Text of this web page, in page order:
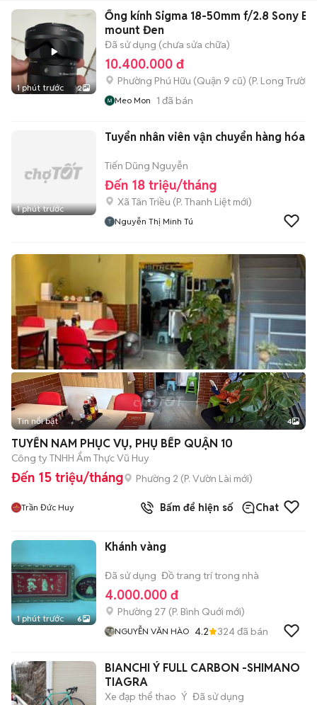
1 phút trước 2
Ống kính Sigma 18-50mm f/2.8 Sony E-
mount Đen
Đã sử dụng (chưa sửa chữa)
10.400.000 đ
Phường Phú Hữu (Quận 9 cũ) (P. Long Trường
Meo Mon 1 đã bán
1 phút trước
Tuyển nhân viên vận chuyển hàng hóa
Tiến Dũng Nguyễn
Đến 18 triệu/tháng
Xã Tân Triều (P. Thanh Liệt mới)
Nguyễn Thị Minh Tú
Tin nổi bật 4
TUYỂN NAM PHỤC VỤ, PHỤ BẾP QUẬN 10
Công ty TNHH Ẩm Thực Vũ Huy
Đến 15 triệu/tháng Phường 2 (P. Vườn Lài mới)
Trần Đức Huy Bấm để hiện số Chat
1 phút trước 6
Khánh vàng
Đã sử dụng Đồ trang trí trong nhà
4.000.000 đ
Phường 27 (P. Bình Quới mới)
NGUYỄN VĂN HÀO 4.2 324đã bán
BIANCHI Ý FULL CARBON -SHIMANO
TIAGRA
Xe đạp thể thao Ý Đã sử dụng